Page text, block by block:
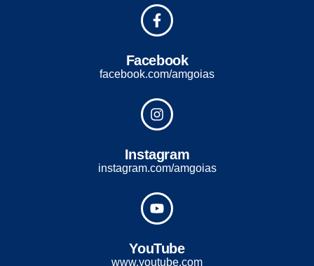
Facebook
facebook.com/amgoias
Instagram
instagram.com/amgoias
YouTube
www.youtube.com